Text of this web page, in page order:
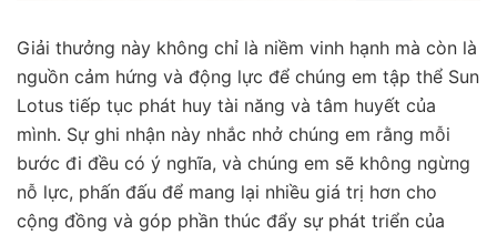
Giải thưởng này không chỉ là niềm vinh hạnh mà còn là
nguồn cảm hứng và động lực để chúng em tập thể Sun
Lotus tiếp tục phát huy tài năng và tâm huyết của
mình. Sự ghi nhận này nhắc nhở chúng em rằng mỗi
bước đi đều có ý nghĩa, và chúng em sẽ không ngừng
nỗ lực, phấn đấu để mang lại nhiều giá trị hơn cho
cộng đồng và góp phần thúc đẩy sự phát triển của